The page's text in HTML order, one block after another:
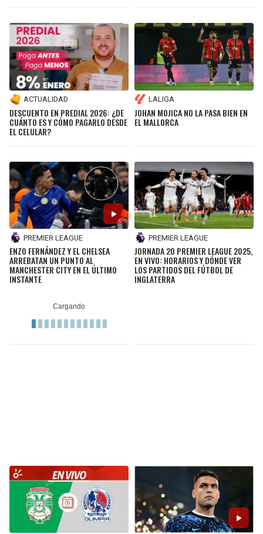
ACTUALIDAD
DESCUENTO EN PREDIAL 2026: ¿DE
CUÁNTO ES Y CÓMO PAGARLO DESDE
EL CELULAR?
LALIGA
JOHAN MOJICA NO LA PASA BIEN EN
EL MALLORCA
PREMIER LEAGUE
ENZO FERNÁNDEZ Y EL CHELSEA
ARREBATAN UN PUNTO AL
MANCHESTER CITY EN EL ÚLTIMO
INSTANTE
PREMIER LEAGUE
JORNADA 20 PREMIER LEAGUE 2025,
EN VIVO: HORARIOS Y DÓNDE VER
LOS PARTIDOS DEL FÚTBOL DE
INGLATERRA